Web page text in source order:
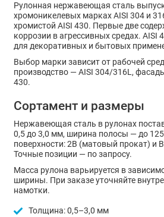
Рулонная нержавеющая сталь
хромоникелевых марках AISI 304 и
хромистой AISI 430. Первые две
коррозии в агрессивных средах. AISI
для декоративных и бытовых
Выбор марки зависит от рабочей
производство — AISI 304/316L,
430.
Сортамент и размеры
Нержавеющая сталь в рулонах
0,5 до 3,0 мм, ширина полосы — до
поверхности: 2В (матовый прокат) и
Точные позиции — по запросу.
Масса рулона варьируется в
ширины. При заказе уточняйте
намотки.
Толщина: 0,5–3,0 мм